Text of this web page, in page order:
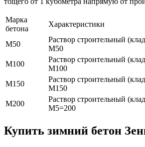
Марка
бетона
Характеристики
М50
Раствор строительный
М50
М100
Раствор строительный
М100
М150
Раствор строительный
М150
М200
Раствор строительный
М5=200
Купить зимний бетон